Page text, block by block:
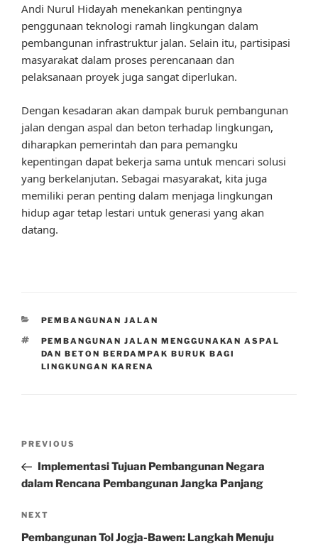
Andi Nurul Hidayah menekankan pentingnya
penggunaan teknologi ramah lingkungan dalam
pembangunan infrastruktur jalan. Selain itu, partisipasi
masyarakat dalam proses perencanaan dan
pelaksanaan proyek juga sangat diperlukan.
Dengan kesadaran akan dampak buruk pembangunan
jalan dengan aspal dan beton terhadap lingkungan,
diharapkan pemerintah dan para pemangku
kepentingan dapat bekerja sama untuk mencari solusi
yang berkelanjutan. Sebagai masyarakat, kita juga
memiliki peran penting dalam menjaga lingkungan
hidup agar tetap lestari untuk generasi yang akan
datang.
CATEGORIES
PEMBANGUNAN JALAN
TAGS
PEMBANGUNAN JALAN MENGGUNAKAN ASPAL
DAN BETON BERDAMPAK BURUK BAGI
LINGKUNGAN KARENA
Previous
Post
PREVIOUS
Implementasi Tujuan Pembangunan Negara
dalam Rencana Pembangunan Jangka Panjang
Next
Post
NEXT
Pembangunan Tol Jogja-Bawen: Langkah Menuju